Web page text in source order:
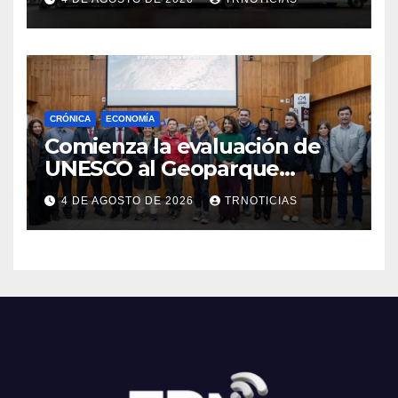
Cauquenes y Sagrada Familia
CRÓNICA ECONOMÍA
Comienza la evaluación de
UNESCO al Geoparque
Aspirante Pillanmapu en el
Maule
4 DE AGOSTO DE 2026 TRNOTICIAS